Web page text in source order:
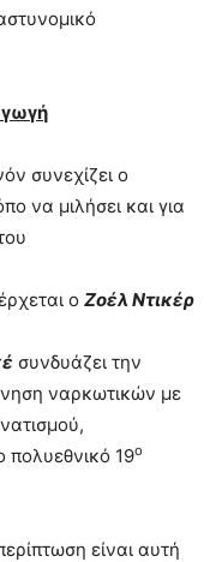
συνεχίζει ο
να μιλήσει και για
ο Ζοέλ Ντικέρ
συνδυάζει την
ναρκωτικών με
πολυεθνικό 19ο
είναι αυτή